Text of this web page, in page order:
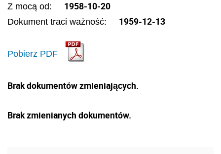
Z mocą od: 1958-10-20
Dokument traci ważność: 1959-12-13
Pobierz PDF
Brak dokumentów zmieniających.
Brak zmienianych dokumentów.